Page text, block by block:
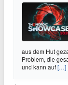
aus dem Hut
Problem, die
und kann auf[…]